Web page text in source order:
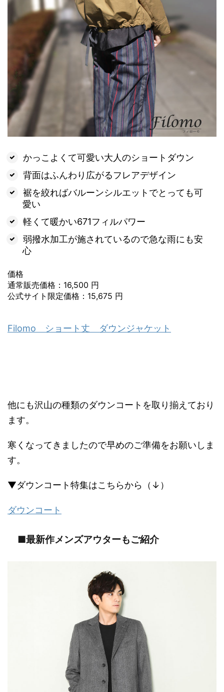
かっこよくて可愛い大人のショートダウン
背面はふんわり広がるフレアデザイン
裾を絞ればバルーンシルエットでとっても可
愛い
軽くて暖かい671フィルパワー
弱撥水加工が施されているので急な雨にも安
心
価格
通常販売価格：16,500 円
公式サイト限定価格：15,675 円
Filomo ショート丈 ダウンジャケット
他にも沢山の種類のダウンコートを取り揃えており
ます。
寒くなってきましたので早めのご準備をお願いしま
す。
▼ダウンコート特集はこちらから（↓）
ダウンコート
■最新作メンズアウターもご紹介